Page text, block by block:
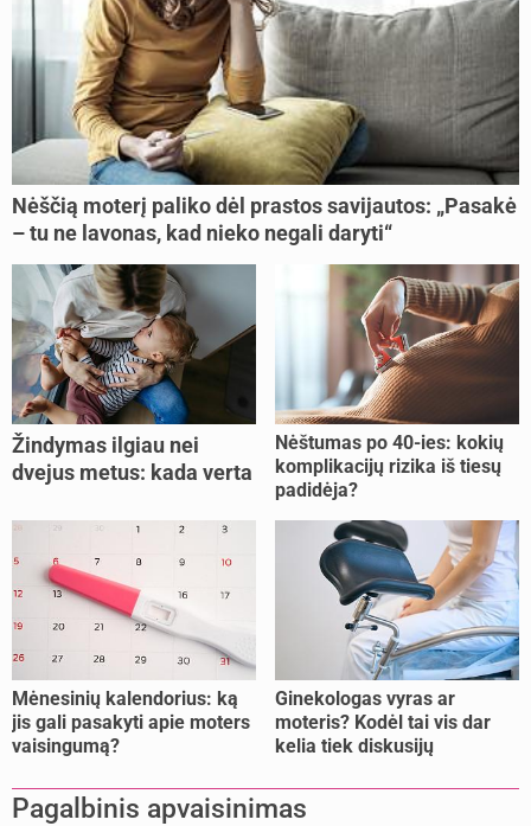
Nėščią moterį paliko dėl prastos savijautos: „Pasakė
– tu ne lavonas, kad nieko negali daryti“
Žindymas ilgiau nei
dvejus metus: kada verta
nujunkyti?
Nėštumas po 40-ies: kokių
komplikacijų rizika iš tiesų
padidėja?
Mėnesinių kalendorius: ką
jis gali pasakyti apie moters
vaisingumą?
Ginekologas vyras ar
moteris? Kodėl tai vis dar
kelia tiek diskusijų
Pagalbinis apvaisinimas